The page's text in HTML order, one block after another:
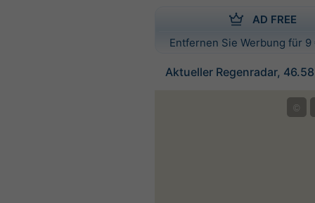
AD FREE
Entfernen Sie Werbung für
Aktueller Regenradar,
©